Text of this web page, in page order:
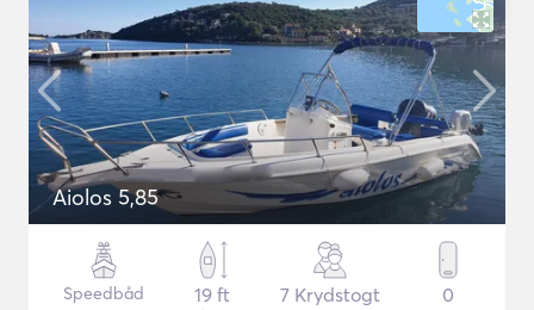
Aiolos 5,85
Speedbåd
19 ft
7 Krydstogt 0